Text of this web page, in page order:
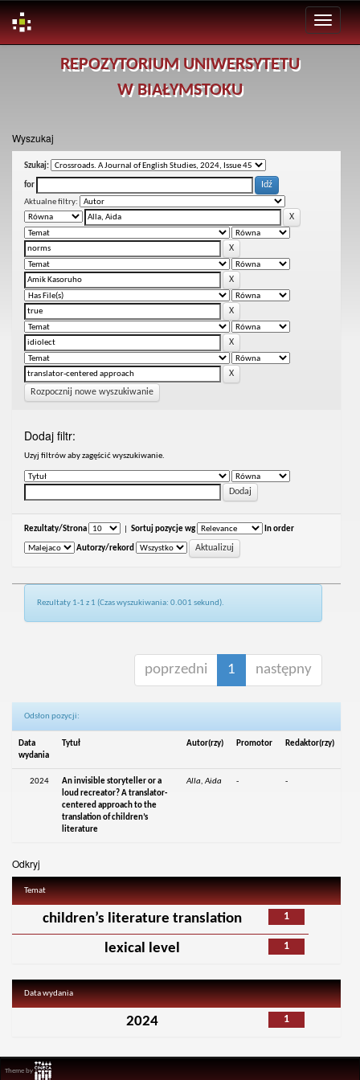
REPOZYTORIUM UNIWERSYTETU
W BIAŁYMSTOKU
Wyszukaj
Szukaj:
for
Aktualne filtry:
Rozpocznij nowe wyszukiwanie
Dodaj filtr:
Uzyj filtrów aby zagęścić wyszukiwanie.
Rezultaty/Strona Sortuj pozycje wg In order
Autorzy/rekord
Rezultaty 1-1 z 1 (Czas wyszukiwania: 0.001 sekund).
poprzedni 1 następny
Odsłon pozycji:
Data
wydania
Tytuł Autor(rzy) Promotor Redaktor(rzy)
2024
An invisible storyteller or a
loud recreator? A translator-
centered approach to the
translation of children’s
literature
Alla, Aida - -
Odkryj
Temat
1
children’s literature translation
1
lexical level
Data wydania
1
2024
Theme by